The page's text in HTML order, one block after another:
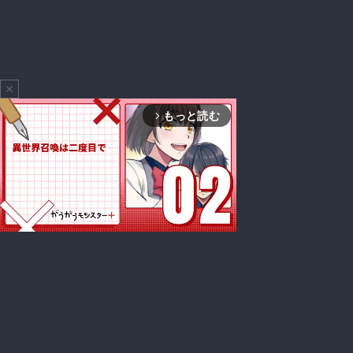
close
arrow_forward_ios もっと読む